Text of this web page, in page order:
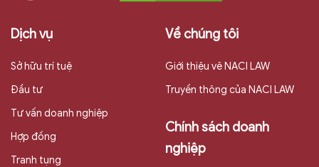
Dịch vụ
Sở hữu trí tuệ
Đầu tư
Tư vấn doanh nghiệp
Hợp đồng
Tranh tụng
Về chúng tôi
Giới thiệu vê NACI LAW
Truyền thông của NACI LAW
Chính sách doanh
nghiệp